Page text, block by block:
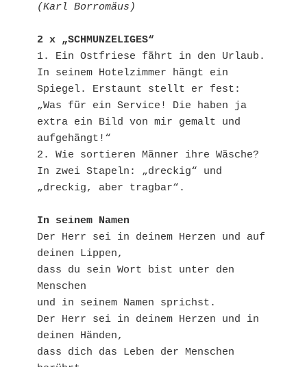
(Karl Borromäus)
2 x „SCHMUNZELIGES“
1. Ein Ostfriese fährt in den Urlaub.
In seinem Hotelzimmer hängt ein
Spiegel. Erstaunt stellt er fest:
„Was für ein Service! Die haben ja
extra ein Bild von mir gemalt und
aufgehängt!“
2. Wie sortieren Männer ihre Wäsche?
In zwei Stapeln: „dreckig“ und
„dreckig, aber tragbar“.
In seinem Namen
Der Herr sei in deinem Herzen und auf
deinen Lippen,
dass du sein Wort bist unter den
Menschen
und in seinem Namen sprichst.
Der Herr sei in deinem Herzen und in
deinen Händen,
dass dich das Leben der Menschen